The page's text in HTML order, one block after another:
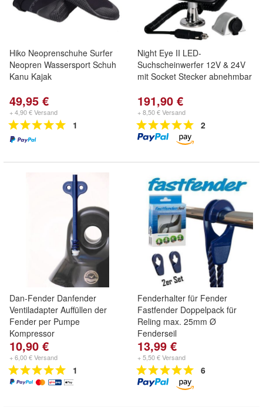
Hiko Neoprenschuhe Surfer
Neopren Wassersport Schuh
Kanu Kajak
49,95 €
+ 4,90 € Versand
1
Night Eye II LED-
Suchscheinwerfer 12V & 24V
mit Socket Stecker abnehmbar
191,90 €
+ 8,50 € Versand
2
Dan-Fender Danfender
Ventiladapter Auffüllen der
Fender per Pumpe
Kompressor
10,90 €
+ 6,00 € Versand
1
Fenderhalter für Fender
Fastfender Doppelpack für
Reling max. 25mm Ø
Fenderseil
13,99 €
+ 5,50 € Versand
6